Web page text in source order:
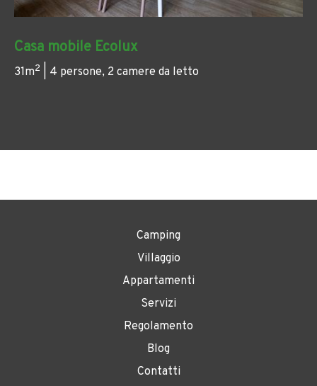
Casa mobile Ecolux
31m2 | 4 persone, 2 camere da letto
Camping
Villaggio
Appartamenti
Servizi
Regolamento
Blog
Contatti